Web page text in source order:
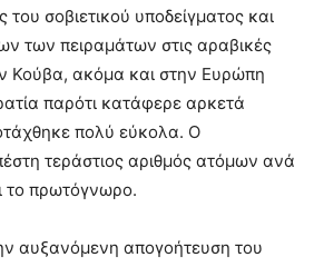
σοβιετικού υποδείγματος και
των πειραμάτων στις αραβικές
Κούβα, ακόμα και στην Ευρώπη
παρότι κατάφερε αρκετά
πολύ εύκολα. Ο
τεράστιος αριθμός ατόμων ανά
το πρωτόγνωρο.
αυξανόμενη απογοήτευση του